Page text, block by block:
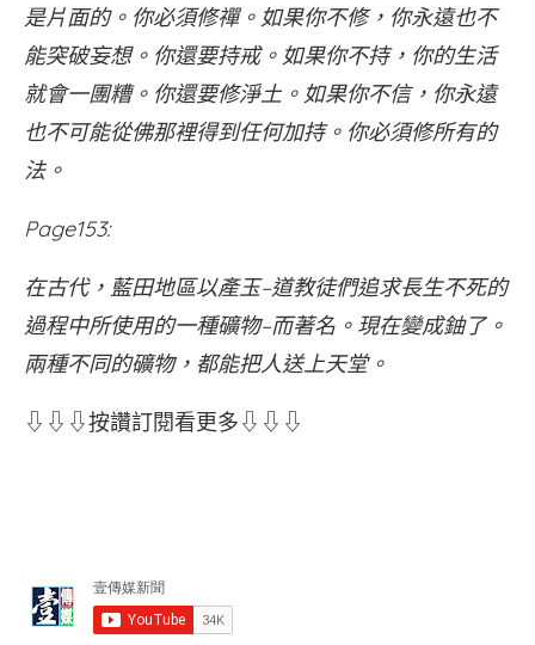
是片面的。你必須修禪。如果你不修，你永遠也不
能突破妄想。你還要持戒。如果你不持，你的生活
就會一團糟。你還要修淨土。如果你不信，你永遠
也不可能從佛那裡得到任何加持。你必須修所有的
法。
Page153:
在古代，藍田地區以產玉–道教徒們追求長生不死的
過程中所使用的一種礦物–而著名。現在變成鈾了。
兩種不同的礦物，都能把人送上天堂。
⇩⇩⇩按讚訂閱看更多⇩⇩⇩